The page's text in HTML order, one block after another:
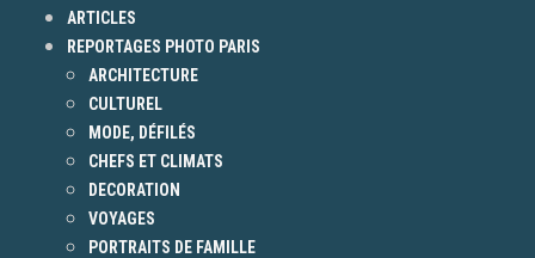
ARTICLES
REPORTAGES PHOTO PARIS
ARCHITECTURE
CULTUREL
MODE, DÉFILÉS
CHEFS ET CLIMATS
DECORATION
VOYAGES
PORTRAITS DE FAMILLE